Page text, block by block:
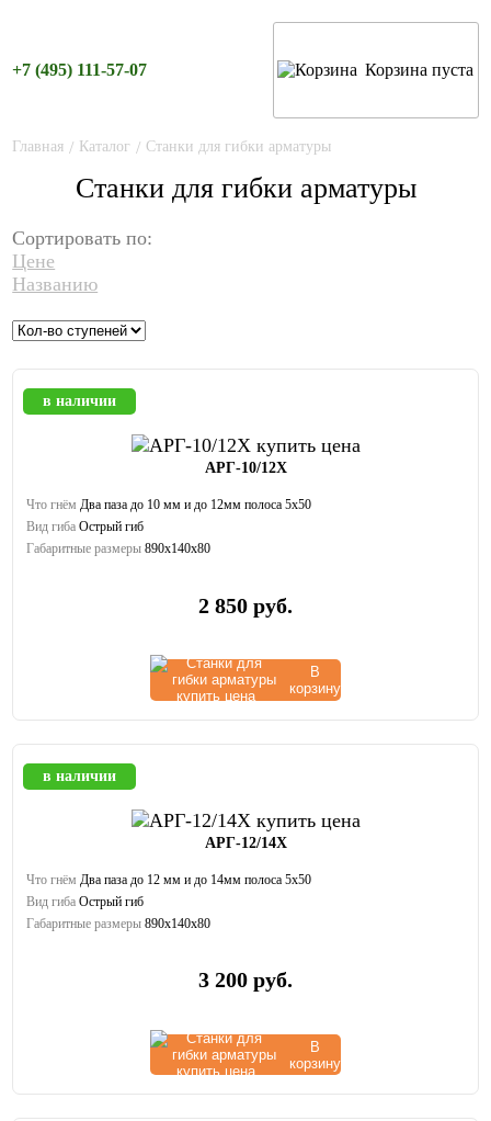
+7 (495) 111-57-07 Корзина пуста
Главная / Каталог / Cтанки для гибки арматуры
Cтанки для гибки арматуры
Сортировать по:
Цене
Названию
в наличии
АРГ-10/12Х
Что гнём Два паза до 10 мм и до 12мм полоса 5х50
Вид гиба Острый гиб
Габаритные размеры 890х140х80
2 850 руб.
В
корзину
в наличии
АРГ-12/14Х
Что гнём Два паза до 12 мм и до 14мм полоса 5х50
Вид гиба Острый гиб
Габаритные размеры 890х140х80
3 200 руб.
В
корзину